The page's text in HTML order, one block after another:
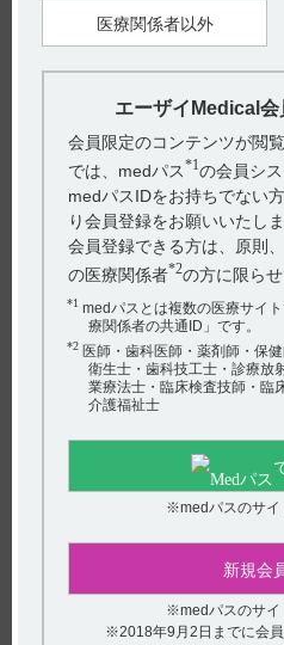
以下であった。また、乳児の標
の影響、レンボレキサントの母
なお、一般的に、半減期の約5倍
が経過すれば、母体から薬剤は
【関連情報】
RIDについて、インタビューフ
す。（引用2）
【参考】相対的乳児投与量（
薬剤の母乳中への移行性を評価
RIDは乳児が母乳を介して摂取
母親の摂取量を比較した指標で
当たり）が母親への薬剤投与量
るかを示した計算値である。
親に投与された薬物が哺乳児に
感覚的に把握しうることから、
利用されてきている指標である
る参考書として活用されている
Milk』では、RIDが10％未満の薬
1）デエビゴ錠2.5mg・5mg・
版） 9.特定の背景を有する患者
医療関係者以外
エーザイMedical
会員限定のコンテンツが閲
では、medパス*1の会員シ
medパスIDをお持ちでない
り会員登録をお願いいたしま
会員登録できる方は、原則
の医療関係者*2の方に限ら
*1 medパスとは複数の医療サイ
療関係者の共通ID」です。
*2 医師・歯科医師・薬剤師・保
衛生士・歯科技工士・診療放
業療法士・臨床検査技師・臨
介護福祉士
※medパスのサイ
新規会
※medパスのサイ
※2018年9月2日までに会